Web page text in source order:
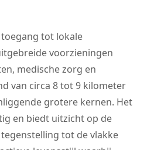
tot lokale
voorzieningen
medische zorg en
van circa 8 tot 9 kilometer
grotere kernen. Het
en biedt uitzicht op de
tot de vlakke